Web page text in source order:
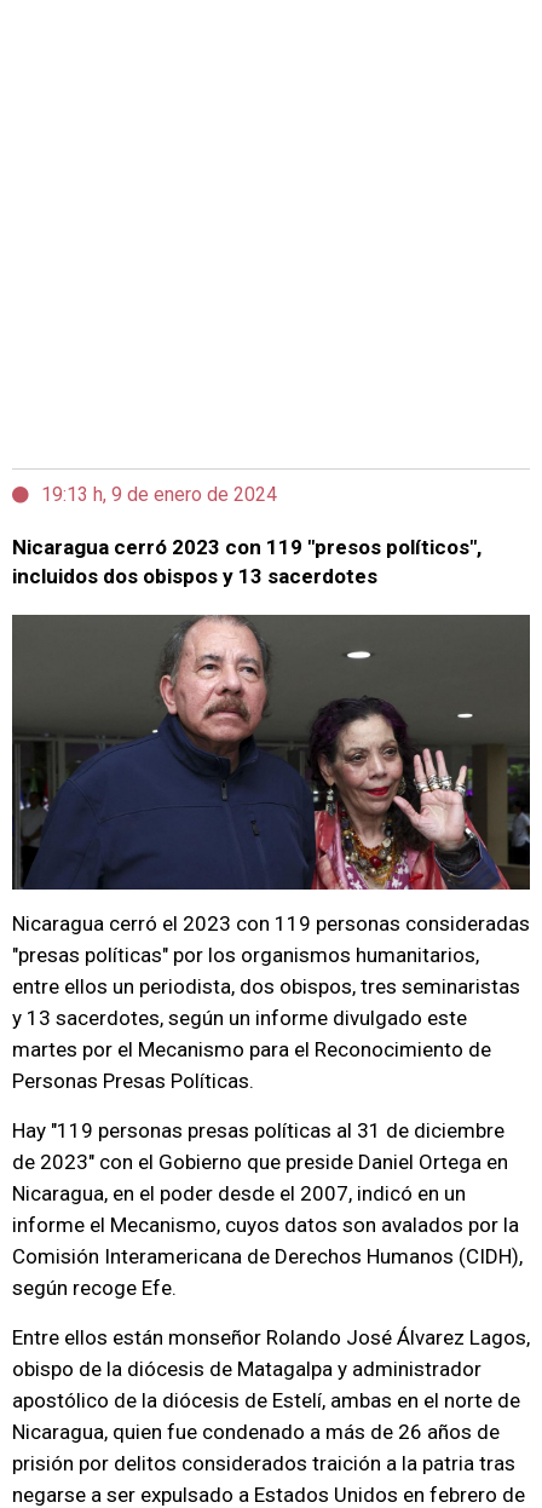
19:13 h, 9 de enero de 2024
Nicaragua cerró 2023 con 119 "presos políticos",
incluidos dos obispos y 13 sacerdotes
Nicaragua cerró el 2023 con 119 personas consideradas
"presas políticas" por los organismos humanitarios,
entre ellos un periodista, dos obispos, tres seminaristas
y 13 sacerdotes, según un informe divulgado este
martes por el Mecanismo para el Reconocimiento de
Personas Presas Políticas.
Hay "119 personas presas políticas al 31 de diciembre
de 2023" con el Gobierno que preside Daniel Ortega en
Nicaragua, en el poder desde el 2007, indicó en un
informe el Mecanismo, cuyos datos son avalados por la
Comisión Interamericana de Derechos Humanos (CIDH),
según recoge Efe.
Entre ellos están monseñor Rolando José Álvarez Lagos,
obispo de la diócesis de Matagalpa y administrador
apostólico de la diócesis de Estelí, ambas en el norte de
Nicaragua, quien fue condenado a más de 26 años de
prisión por delitos considerados traición a la patria tras
negarse a ser expulsado a Estados Unidos en febrero de